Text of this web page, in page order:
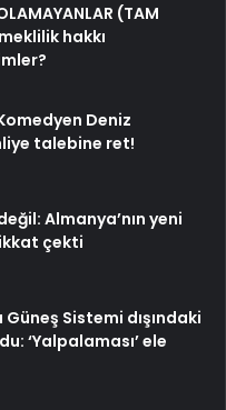
(TAM
hakkı
Deniz
talebine ret!
Almanya’nın yeni
çekti
Güneş Sistemi dışındaki
‘Yalpalaması’ ele